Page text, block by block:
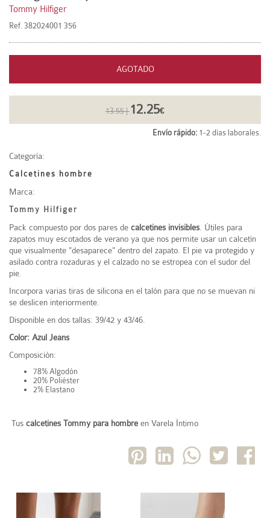
Tommy Hilfiger
Ref. 382024001 356
AGOTADO
13.55 |12.25€
Envío rápido: 1-2 días laborales.
Categoría:
Calcetines hombre
Marca:
Tommy Hilfiger
Pack compuesto por dos pares de calcetines invisibles. Útiles para
zapatos muy escotados de verano ya que nos permite usar un calcetín
que visualmente "desaparece" dentro del zapato. El pie va protegido y
asilado contra rozaduras y el calzado no se estropea con el sudor del
pie.
Incorpora varias tiras de silicona en el talón para que no se muevan ni
se deslicen interiormente.
Disponible en dos tallas: 39/42 y 43/46.
Color: Azul Jeans
Composición:
78% Algodón
20% Poliéster
2% Elastano
Tus calcetines Tommy para hombre en Varela Íntimo